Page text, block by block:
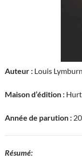
Auteur : Louis
Maison d’édition :
Année de parution :
Résumé: